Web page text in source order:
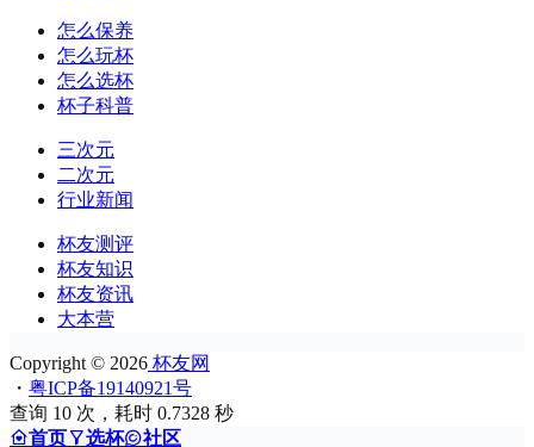
怎么保养
怎么玩杯
怎么选杯
杯子科普
三次元
二次元
行业新闻
杯友测评
杯友知识
杯友资讯
大本营
Copyright © 2026 杯友网
・ 粤ICP备19140921号
查询 10 次，耗时 0.7328 秒
首页
选杯 社区